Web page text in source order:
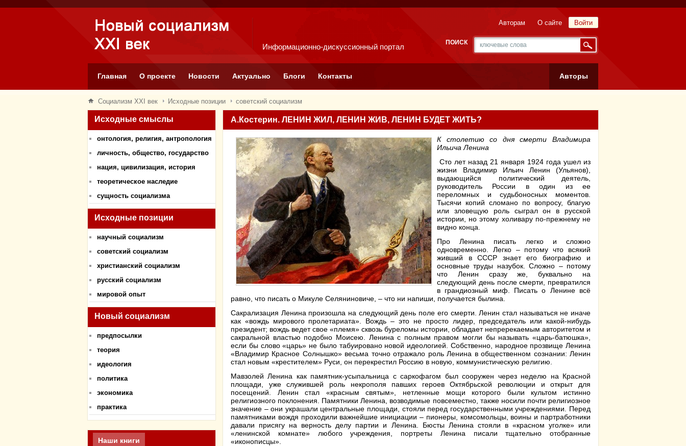
Информационно-дискуссионный портал
Войти
Авторам О сайте
ПОИСК
Главная О проекте Новости Актуально Блоги Контакты Авторы
Социализм XXI век Исходные позиции советский социализм
Исходные смыслы
онтология, религия, антропология
личность, общество, государство
нация, цивилизация, история
теоретическое наследие
сущность социализма
Исходные позиции
научный социализм
советский социализм
христианский социализм
русский социализм
мировой опыт
Новый социализм
предпосылки
теория
идеология
политика
экономика
практика
Наши книги
А.Костерин. ЛЕНИН ЖИЛ, ЛЕНИН ЖИВ, ЛЕНИН БУДЕТ ЖИТЬ?
К столетию со дня смерти Владимира
Ильича Ленина
Сто лет назад 21 января 1924 года ушел из
жизни Владимир Ильич Ленин (Ульянов),
выдающийся политический деятель,
руководитель России в один из ее
переломных и судьбоносных моментов.
Тысячи копий сломано по вопросу, благую
или зловещую роль сыграл он в русской
истории, но этому холивару по-прежнему не
видно конца.
Про Ленина писать легко и сложно
одновременно. Легко – потому что всякий
живший в СССР знает его биографию и
основные труды назубок. Сложно – потому
что Ленин сразу же, буквально на
следующий день после смерти, превратился
в грандиозный миф. Писать о Ленине всё
равно, что писать о Микуле Селяниновиче, – что ни напиши, получается былина.
Сакрализация Ленина произошла на следующий день поле его смерти. Ленин стал называться не иначе
как «вождь мирового пролетариата». Вождь – это не просто лидер, председатель или какой-нибудь
президент; вождь ведет свое «племя» сквозь буреломы истории, обладает непререкаемым авторитетом и
сакральной властью подобно Моисею. Ленина с полным правом могли бы называть «царь-батюшка»,
если бы слово «царь» не было табуировано новой идеологией. Собственно, народное прозвище Ленина
«Владимир Красное Солнышко» весьма точно отражало роль Ленина в общественном сознании: Ленин
стал новым «крестителем» Руси, он перекрестил Россию в новую, коммунистическую религию.
Мавзолей Ленина как памятник-усыпальница с саркофагом был сооружен через неделю на Красной
площади, уже служившей роль некрополя павших героев Октябрьской революции и открыт для
посещений. Ленин стал «красным святым», нетленные мощи которого были культом истинно
религиозного поклонения. Памятники Ленина, возводимые повсеместно, также носили почти религиозное
значение – они украшали центральные площади, стояли перед государственными учреждениями. Перед
памятниками вождя проходили важнейшие инициации – пионеры, комсомольцы, воины и партработники
давали присягу на верность делу партии и Ленина. Бюсты Ленина стояли в «красном уголке» или
«ленинской комнате» любого учреждения, портреты Ленина писали тщательно отобранные
«иконописцы».